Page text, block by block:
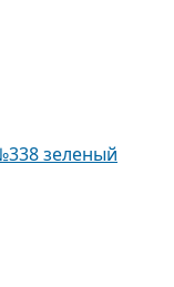
зеленый